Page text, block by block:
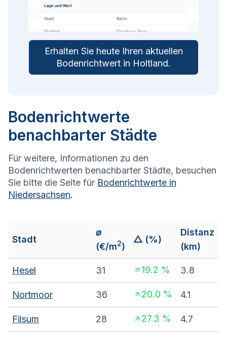
Erhalten Sie heute Ihren aktuellen
Bodenrichtwert in Holtland.
Bodenrichtwerte
benachbarter Städte
Für weitere, Informationen zu den
Bodenrichtwerten benachbarter Städte, besuchen
Sie bitte die Seite für Bodenrichtwerte in
Niedersachsen.
Stadt
⌀
(€/m2)
△ (%)
Distanz
(km)
Hesel 31 19.2 % 3.8
Nortmoor 36 20.0 % 4.1
Filsum 28 27.3 % 4.7